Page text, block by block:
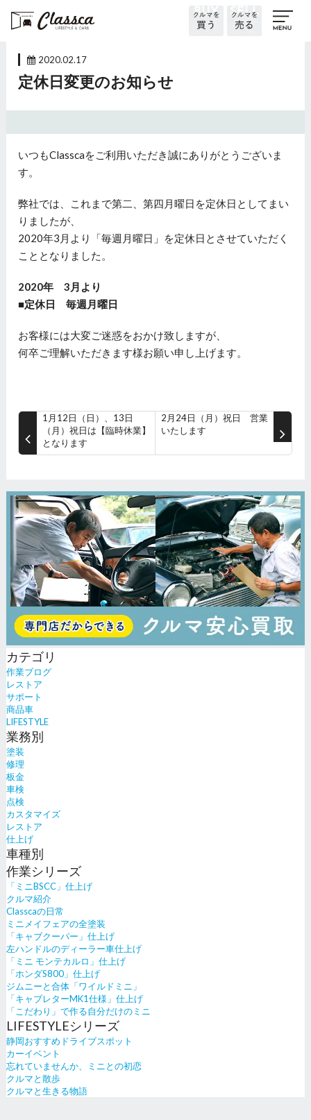
2020.02.17
定休日変更のお知らせ
いつもClasscaをご利用いただき誠にありがとうございま
す。
弊社では、これまで第二、第四月曜日を定休日としてまい
りましたが、
2020年3月より「毎週月曜日」を定休日とさせていただく
こととなりました。
2020年 3月より
■定休日 毎週月曜日
お客様には大変ご迷惑をおかけ致しますが、
何卒ご理解いただきます様お願い申し上げます。
1月12日（日）、13日
（月）祝日は【臨時休業】
となります
2月24日（月）祝日 営業
いたします
カテゴリ
作業ブログ
レストア
サポート
商品車
LIFESTYLE
業務別
塗装
修理
板金
車検
点検
カスタマイズ
レストア
仕上げ
車種別
作業シリーズ
「ミニBSCC」仕上げ
クルマ紹介
Classcaの日常
ミニメイフェアの全塗装
「キャブクーパー」仕上げ
左ハンドルのディーラー車仕上げ
「ミニ モンテカルロ」仕上げ
「ホンダS800」仕上げ
ジムニーと合体「ワイルドミニ」
「キャブレターMK1仕様」仕上げ
「こだわり」で作る自分だけのミニ
LIFESTYLEシリーズ
静岡おすすめドライブスポット
カーイベント
忘れていませんか、ミニとの初恋
クルマと散歩
クルマと生きる物語